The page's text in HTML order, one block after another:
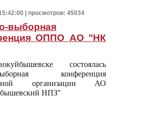
| просмотров: 45034
выборная
ОППО АО "НК
состоялась
выборная конференция
организации АО
НПЗ"